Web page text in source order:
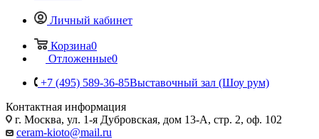
Личный кабинет
Корзина0
Отложенные0
+7 (495) 589-36-85Выставочный зал (Шоу рум)
Контактная информация
г. Москва, ул. 1-я Дубровская, дом 13-А, стр. 2, оф. 102
ceram-kioto@mail.ru